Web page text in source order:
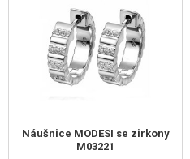
Náušnice MODESI se zirkony
M03221